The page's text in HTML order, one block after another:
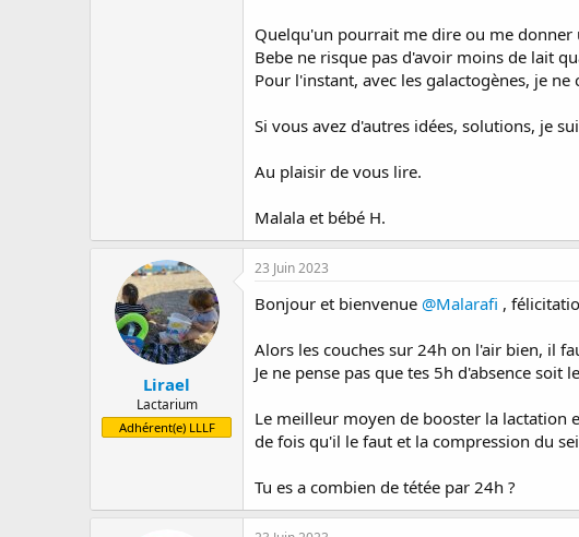
Quelqu'un pourrait me dire ou me
Bebe ne risque pas d'avoir moins de lait
Pour l'instant, avec les galactogènes, je
Si vous avez d'autres idées, solutions, je
Au plaisir de vous lire.
Malala et bébé H.
Lirael
Lactarium
Adhérent(e) LLLF
23 Juin 2023
Bonjour et bienvenue @Malarafi ,
Alors les couches sur 24h on l'air bien, il
Je ne pense pas que tes 5h d'absence soit
Le meilleur moyen de booster la lactation
de fois qu'il le faut et la compression du
Tu es a combien de tétée par 24h ?